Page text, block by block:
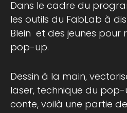
Dans le cadre du
les outils du FabLab à
Blein et des jeunes pour
pop-up.
Dessin à la main,
laser, technique du
conte, voilà une partie